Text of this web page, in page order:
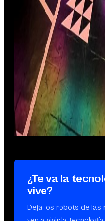
¿Te va la
vive?
Deja los robots de